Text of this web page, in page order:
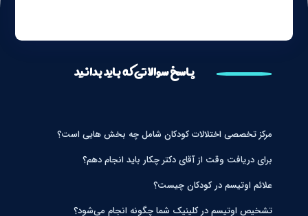
پاسخ سوالاتی که باید بدانید
مرکز تخصصی اختلالات کودکان شامل چه بخش هایی است؟
برای دریافت وقت از آقای دکتر چکار باید انجام دهم؟
علائم اوتیسم در کودکان چیست؟
تشخیص اوتیسم در کلینیک شما چگونه انجام می‌شود؟